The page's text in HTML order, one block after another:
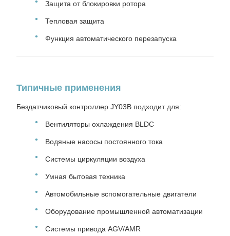
Защита от блокировки ротора
Тепловая защита
Функция автоматического перезапуска
Типичные применения
Бездатчиковый контроллер JY03B подходит для:
Вентиляторы охлаждения BLDC
Водяные насосы постоянного тока
Системы циркуляции воздуха
Умная бытовая техника
Автомобильные вспомогательные двигатели
Оборудование промышленной автоматизации
Системы привода AGV/AMR